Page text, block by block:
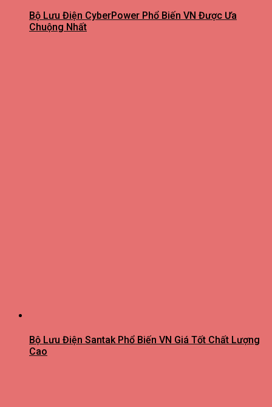
Bộ Lưu Điện CyberPower Phổ Biến VN Được Ưa
Chuộng Nhất
Bộ Lưu Điện Santak Phổ Biến VN Giá Tốt Chất Lượng
Cao